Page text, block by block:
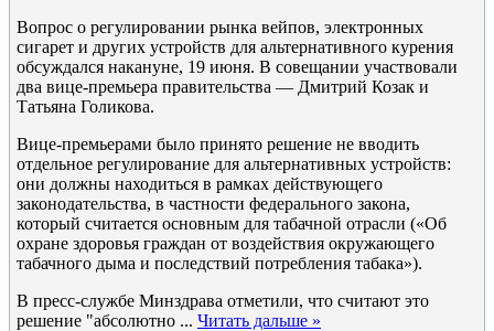
Вопрос о регулировании рынка вейпов, электронных
сигарет и других устройств для альтернативного курения
обсуждался накануне, 19 июня. В совещании участвовали
два вице-премьера правительства — Дмитрий Козак и
Татьяна Голикова.
Вице-премьерами было принято решение не вводить
отдельное регулирование для альтернативных устройств:
они должны находиться в рамках действующего
законодательства, в частности федерального закона,
который считается основным для табачной отрасли («Об
охране здоровья граждан от воздействия окружающего
табачного дыма и последствий потребления табака»).
В пресс-службе Минздрава отметили, что считают это
решение "абсолютно ... Читать дальше »